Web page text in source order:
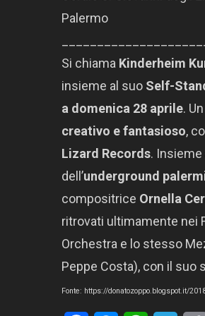
Palermo
Si chiama Kinderheim
insieme al suo Self-
a domenica 28 aprile.
creativo e fantasioso,
Lizard Records.
dell’underground
compositrice Ornella
ritrovati ultimamente nei
Orchestra e lo stesso
Peppe Costa), con il suo
Fonte: https://donatozoppo.blogspot.it/